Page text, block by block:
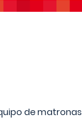
de matronas